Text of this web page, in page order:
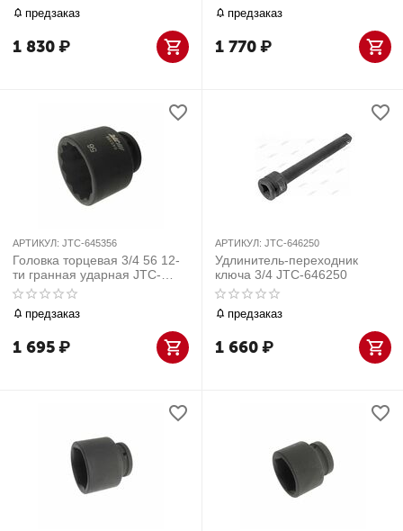
предзаказ
1 830₽
предзаказ
1 770₽
АРТИКУЛ: JTC-645356
Головка торцевая 3/4 56 12-
ти гранная ударная JTC-
645356
предзаказ
1 695₽
АРТИКУЛ: JTC-646250
Удлинитель-переходник
ключа 3/4 JTC-646250
предзаказ
1 660₽